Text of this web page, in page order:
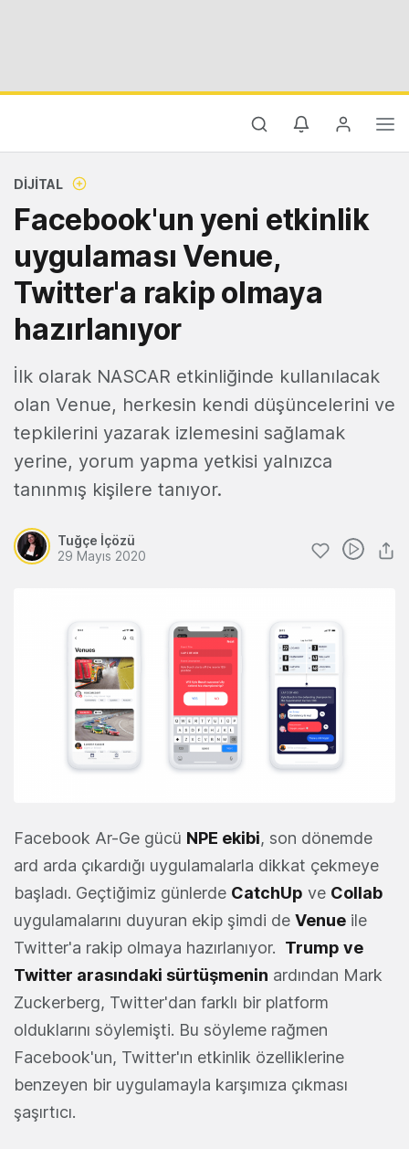
DIJITAL
Facebook'un yeni etkinlik
uygulaması Venue,
Twitter'a rakip olmaya
hazırlanıyor
İlk olarak NASCAR etkinliğinde kullanılacak
olan Venue, herkesin kendi düşüncelerini ve
tepkilerini yazarak izlemesini sağlamak
yerine, yorum yapma yetkisi yalnızca
tanınmış kişilere tanıyor.
Tuğçe İçözü
29 Mayıs 2020
Facebook Ar-Ge gücü NPE ekibi, son dönemde
ard arda çıkardığı uygulamalarla dikkat çekmeye
başladı. Geçtiğimiz günlerde CatchUp ve Collab
uygulamalarını duyuran ekip şimdi de Venue ile
Twitter'a rakip olmaya hazırlanıyor. Trump ve
Twitter arasındaki sürtüşmenin ardından Mark
Zuckerberg, Twitter'dan farklı bir platform
olduklarını söylemişti. Bu söyleme rağmen
Facebook'un, Twitter'ın etkinlik özelliklerine
benzeyen bir uygulamayla karşımıza çıkması
şaşırtıcı.